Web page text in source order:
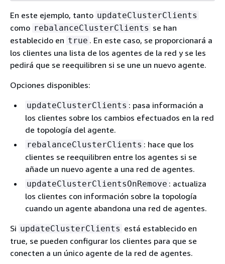
En este ejemplo, tanto updateClusterClients
como rebalanceClusterClients se han
establecido en true . En este caso, se proporcionará a
los clientes una lista de los agentes de la red y se les
pedirá que se reequilibren si se une un nuevo agente.
Opciones disponibles:
updateClusterClients : pasa información a
los clientes sobre los cambios efectuados en la red
de topología del agente.
rebalanceClusterClients : hace que los
clientes se reequilibren entre los agentes si se
añade un nuevo agente a una red de agentes.
updateClusterClientsOnRemove : actualiza
los clientes con información sobre la topología
cuando un agente abandona una red de agentes.
Si updateClusterClients está establecido en
true, se pueden configurar los clientes para que se
conecten a un único agente de la red de agentes.